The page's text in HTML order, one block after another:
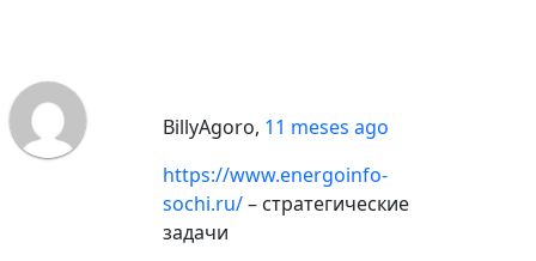
BillyAgoro, 11 meses ago
https://www.energoinfo-
sochi.ru/– стратегические
задачи